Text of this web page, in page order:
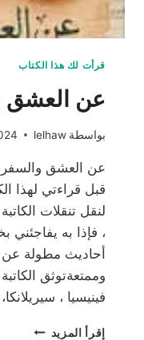
قرأت لك هذا الكتاب
عن العشق
بواسطة lelhaw
عن العشق
قبل قراءتي لهذا
لنقل تنقلات
، فإذا به يفاجئني
أحاديث مطولة
وممتعةتوثق
فينيسيا ،
إقرأ المزيد عن